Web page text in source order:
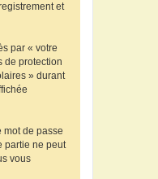
et
par « votre
de protection
» durant
mot de passe
partie ne peut
vous